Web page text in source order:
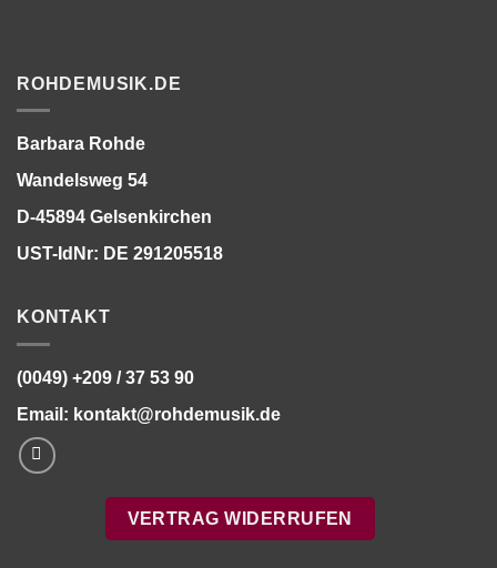
ROHDEMUSIK.DE
Barbara Rohde
Wandelsweg 54
D-45894 Gelsenkirchen
UST-IdNr: DE 291205518
KONTAKT
(0049) +209 / 37 53 90
Email: kontakt@rohdemusik.de
VERTRAG WIDERRUFEN